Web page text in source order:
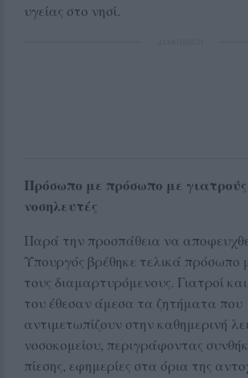
υγείας στο νησί.
Πρόσωπο με πρόσωπο με
νοσηλευτές
Παρά την προσπάθεια να
Υπουργός βρέθηκε τελικά πρόσωπο
τους διαμαρτυρόμενους. Γιατροί
του έθεσαν άμεσα τα ζητήματα που
αντιμετωπίζουν στην καθημερινή
νοσοκομείου, περιγράφοντας
πίεσης, εφημερίες στα όρια της